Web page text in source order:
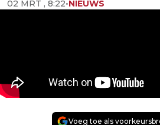
02 MRT , 8:22•NIEUWS
Voeg toe als